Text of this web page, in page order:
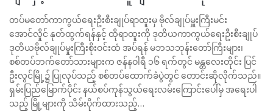
တပ်မတော်ကာကွယ်ရေးဦးစီးချုပ်ရာထူးမှ ဗိုလ်ချုပ်မှူးကြီးမင်း
အောင်လှိုင် နုတ်ထွက်ရန်နှင့် ထိုရာထူးကို ဒုတိယကာကွယ်ရေးဦးစီးချုပ်
ဒုတိယဗိုလ်ချုပ်မှုးကြီးစိုးဝင်းထံ အပ်ရန် မဘသဘုန်းတော်ကြီးများ၊
စစ်တပ်ဘက်တော်သားများက ဇန်နဝါရီ ၁၆ ရက်တွင် မန္တလေးတိုင်း ပြင်
ဦးလွင်မြို့၌ ပြုလုပ်သည့် စစ်တပ်ထောက်ခံပွဲတွင် တောင်းဆိုလိုက်သည်။
ရှမ်းပြည်မြောက်ပိုင်း နယ်စပ်ကုန်သွယ်ရေးလမ်းကြောင်းပေါ်မှ အရေးပါ
သည့် မြို့များကို သိမ်းပိုက်ထားသည့်…